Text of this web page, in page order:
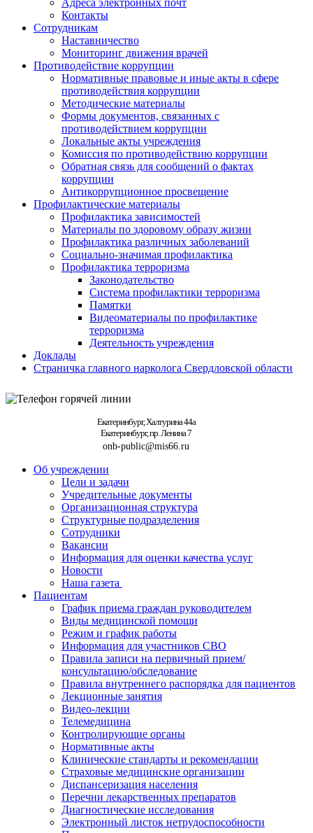
Адреса электронных почт
Контакты
Сотрудникам
Наставничество
Мониторинг движения врачей
Противодействие коррупции
Нормативные правовые и иные акты в сфере
противодействия коррупции
Методические материалы
Формы документов, связанных с
противодействием коррупции
Локальные акты учреждения
Комиссия по противодействию коррупции
Обратная связь для сообщений о фактах
коррупции
Антикоррупционное просвещение
Профилактические материалы
Профилактика зависимостей
Материалы по здоровому образу жизни
Профилактика различных заболеваний
Социально-значимая профилактика
Профилактика терроризма
Законодательство
Система профилактики терроризма
Памятки
Видеоматериалы по профилактике
терроризма
Деятельность учреждения
Доклады
Страничка главного нарколога Свердловской области
Екатеринбург, Халтурина 44а
Екатеринбург, пр. Ленина 7
onb-public@mis66.ru
Об учреждении
Цели и задачи
Учредительные документы
Организационная структура
Структурные подразделения
Сотрудники
Вакансии
Информация для оценки качества услуг
Новости
​​Наша газета
Пациентам
График приема граждан руководителем
Виды медицинской помощи
Режим и график работы
Информация для участников СВО
Правила записи на первичный прием/
консультацию/обследование
Правила внутреннего распорядка для пациентов
Лекционные занятия
Видео-лекции
Телемедицина
Контролирующие органы
Нормативные акты
Клинические стандарты и рекомендации
Страховые медицинские организации
Диспансеризация населения
Перечни лекарственных препаратов
Диагностические исследования
Электронный листок нетрудоспособности